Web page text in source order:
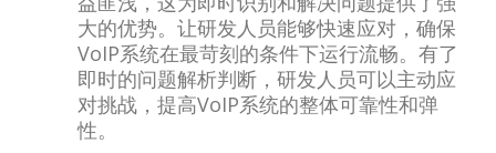
大的优势。让研发人员能够快速应对，确保
VoIP系统在最苛刻的条件下运行流畅。有了
即时的问题解析判断，研发人员可以主动应
对挑战，提高VoIP系统的整体可靠性和弹
性。